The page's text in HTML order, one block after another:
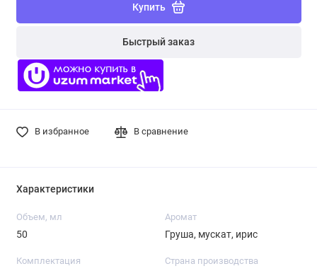
Купить
Быстрый заказ
В избранное В сравнение
Характеристики
Объем, мл
50
Аромат
Груша, мускат, ирис
Комплектация Страна производства